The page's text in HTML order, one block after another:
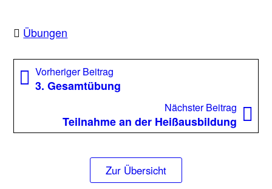
Übungen
Beitragsnavigation
Vorheriger Beitrag
Beitrag:
3. Gesamtübung
Nächster Beitrag
Teilnahme an der Heißausbildung
Zur Übersicht